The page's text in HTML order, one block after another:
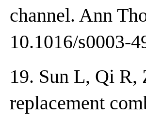
channel. Ann
10.1016/s0003-
19. Sun L, Qi R,
replacement